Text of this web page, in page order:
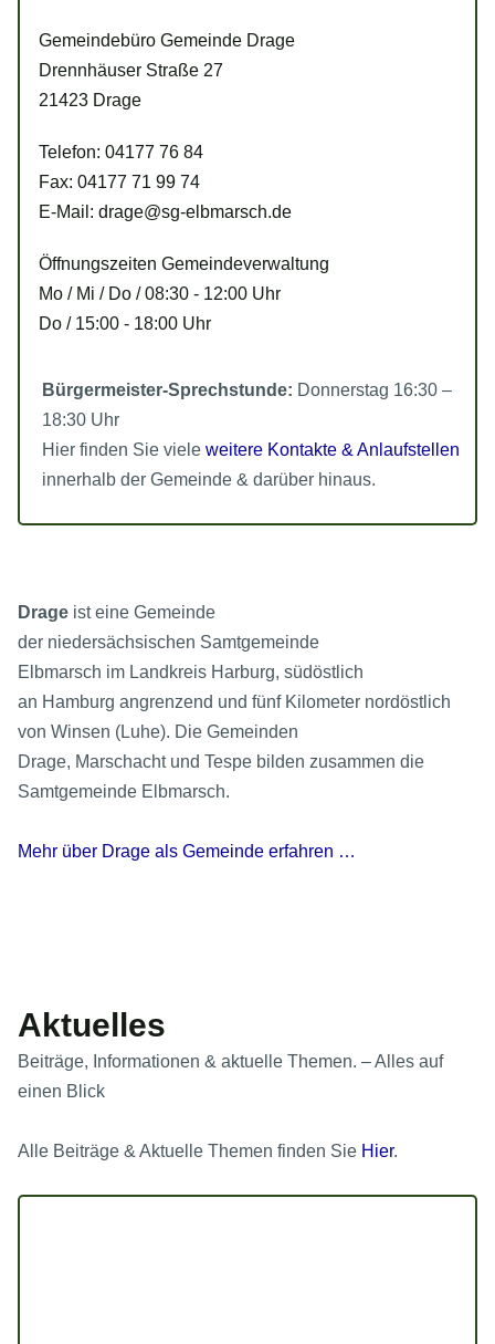
Gemeindebüro Gemeinde Drage
Drennhäuser Straße 27
21423 Drage
Telefon: 04177 76 84
Fax: 04177 71 99 74
E-Mail: drage@sg-elbmarsch.de
Öffnungszeiten Gemeindeverwaltung
Mo / Mi / Do / 08:30 - 12:00 Uhr
Do / 15:00 - 18:00 Uhr
Bürgermeister-Sprechstunde: Donnerstag 16:30 –
18:30 Uhr
Hier finden Sie vieleweitere Kontakte & Anlaufstellen
innerhalb der Gemeinde & darüber hinaus.
Drage ist eine Gemeinde
der niedersächsischen Samtgemeinde
Elbmarsch im Landkreis Harburg, südöstlich
an Hamburg angrenzend und fünf Kilometer nordöstlich
von Winsen (Luhe). Die Gemeinden
Drage, Marschacht und Tespe bilden zusammen die
Samtgemeinde Elbmarsch.
Mehr über Drage als Gemeinde erfahren …
Aktuelles
Beiträge, Informationen & aktuelle Themen. – Alles auf
einen Blick
Alle Beiträge & Aktuelle Themen finden Sie Hier.